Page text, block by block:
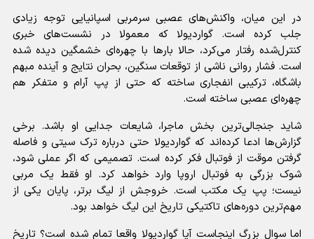
در این میان، واکنش‌های عصبی سرمربی اسپانیایی توجه زیادی
جلب کرده است. گواردیولا که معمولا در نشست‌های خبری
کنترل‌شده رفتار می‌کرد، حالا بارها با چهره‌ای خشمگین دیده شده
است. فشار روانی ناشی از توقعات سنگین، بحران نتایج و آینده مبهم
باشگاه، ترکیبی انفجاری ساخته که حتی از پپ آرام و متفکر هم
چهره‌ای عصبی ساخته است.
شاید جنجالی‌ترین بخش ماجرا، شایعات جدایی او باشد. برخی
گزارش‌ها ادعا کرده‌اند که گواردیولا حتی درباره ترک سیتی و فاصله
گرفتن موقت از فوتبال فکر کرده است. تصمیمی که اگر عملی شود،
شوک بزرگی به فوتبال اروپا وارد خواهد کرد. او فقط یک مربی
نیست؛ پپ یک مکتب است. خروجش از لیگ برتر، پایان یکی از
مهم‌ترین دوره‌های تاکتیکی تاریخ این لیگ خواهد بود.
اما سوال بزرگ اینجاست آیا گواردیولا واقعا تمام شده است؟ تاریخ